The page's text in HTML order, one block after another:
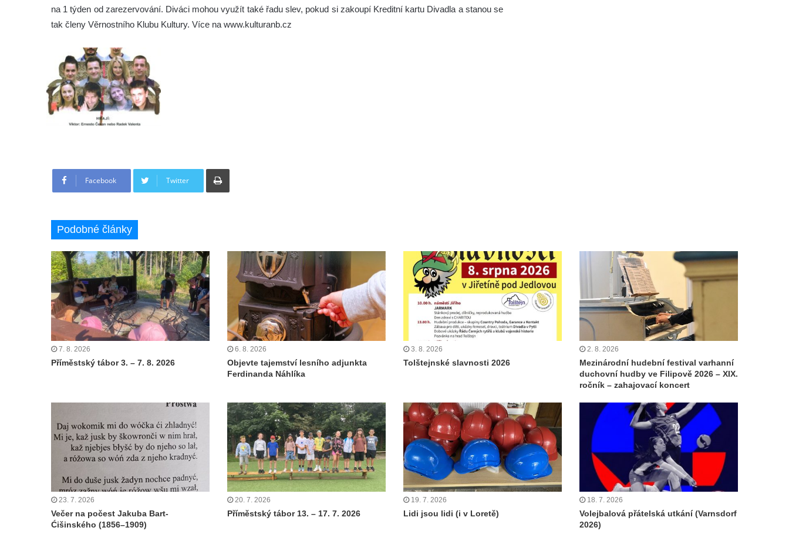
na 1 týden od zarezervování. Diváci mohou využít také řadu slev, pokud si zakoupí Kreditní kartu Divadla a stanou se
tak členy Věrnostního Klubu Kultury. Více na www.kulturanb.cz
Facebook Twitter
Tisknout
Podobné články
7. 8. 2026
Příměstský tábor 3. – 7. 8. 2026
6. 8. 2026
Objevte tajemství lesního adjunkta
Ferdinanda Náhlíka
3. 8. 2026
Tolštejnské slavnosti 2026
2. 8. 2026
Mezinárodní hudební festival varhanní
duchovní hudby ve Filipově 2026 – XIX.
ročník – zahajovací koncert
23. 7. 2026
Večer na počest Jakuba Bart-
Ćišinského (1856–1909)
20. 7. 2026
Příměstský tábor 13. – 17. 7. 2026
19. 7. 2026
Lidi jsou lidi (i v Loretě)
18. 7. 2026
Volejbalová přátelská utkání (Varnsdorf
2026)